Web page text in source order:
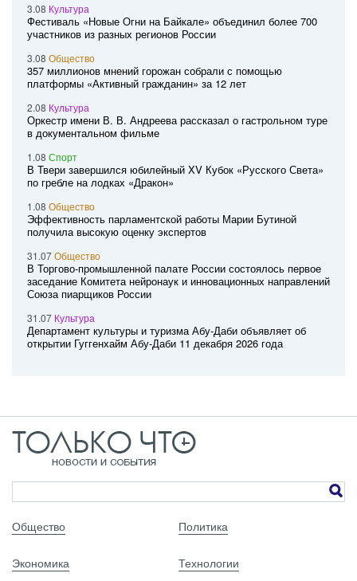
3.08 Культура
Фестиваль «Новые Огни на Байкале» объединил более 700
участников из разных регионов России
3.08 Общество
357 миллионов мнений горожан собрали с помощью
платформы «Активный гражданин» за 12 лет
2.08 Культура
Оркестр имени В. В. Андреева рассказал о гастрольном туре
в документальном фильме
1.08 Спорт
В Твери завершился юбилейный XV Кубок «Русского Света»
по гребле на лодках «Дракон»
1.08 Общество
Эффективность парламентской работы Марии Бутиной
получила высокую оценку экспертов
31.07Общество
В Торгово-промышленной палате России состоялось первое
заседание Комитета нейронаук и инновационных направлений
Союза пиарщиков России
31.07 Культура
Департамент культуры и туризма Абу-Даби объявляет об
открытии Гуггенхайм Абу-Даби 11 декабря 2026 года
Общество Политика
Экономика Технологии